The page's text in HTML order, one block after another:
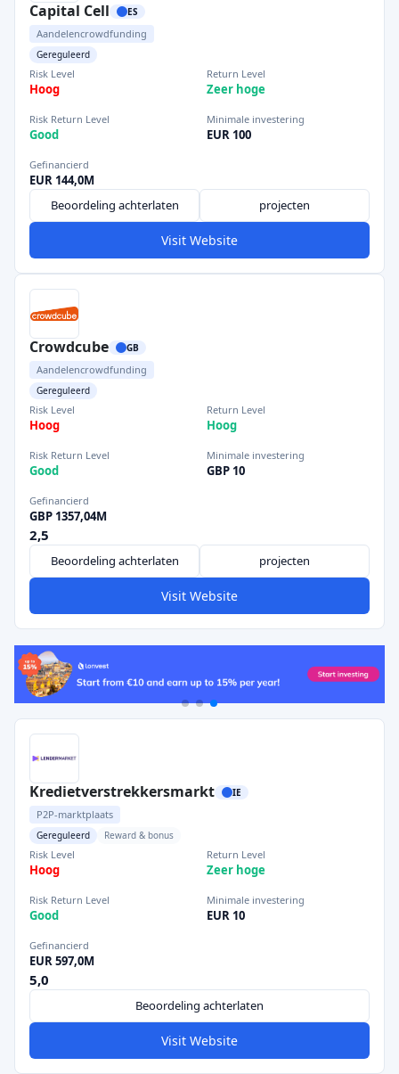
Capital Cell ES
Aandelencrowdfunding
Gereguleerd
Risk Level
Hoog
Return Level
Zeer hoge
Risk Return Level
Good
Minimale investering
EUR 100
Gefinancierd
EUR 144,0M
Beoordeling achterlaten
projecten
Visit Website
Crowdcube GB
Aandelencrowdfunding
Gereguleerd
Risk Level
Hoog
Return Level
Hoog
Risk Return Level
Good
Minimale investering
GBP 10
Gefinancierd
GBP 1357,04M
2,5
Beoordeling achterlaten projecten
Visit Website
Kredietverstrekkersmarkt IE
P2P-marktplaats
Gereguleerd Reward & bonus
Risk Level
Hoog
Return Level
Zeer hoge
Risk Return Level
Good
Minimale investering
EUR 10
Gefinancierd
EUR 597,0M
5,0
Beoordeling achterlaten
Visit Website